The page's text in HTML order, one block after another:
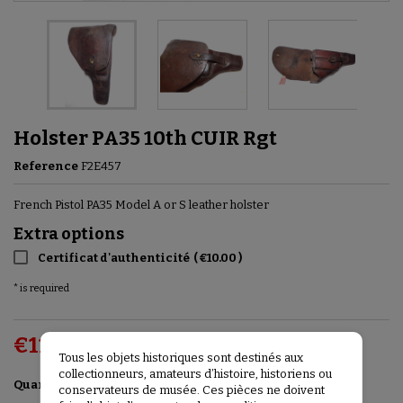
Holster PA35 10th CUIR Rgt
Reference F2E457
French Pistol PA35 Model A or S leather holster
Extra options
Certificat d'authenticité ( €10.00 )
* is required
€115.00
Quantity  Add to basket
Tous les objets historiques sont destinés aux
collectionneurs, amateurs d’histoire, historiens ou
conservateurs de musée. Ces pièces ne doivent